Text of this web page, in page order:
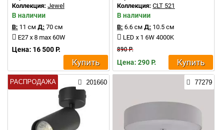
Коллекция: Jewel
В наличии
В: 11 см Д: 70 см
E27 x 8 max 60W
Цена: 16 500 Р.
Купить
Коллекция: CLT 521
В наличии
В: 6.6 см Д: 10.5 см
LED x 1 6W 4000K
890 Р.
Цена: 290 Р. Купить
РАСПРОДАЖА 201660 77279